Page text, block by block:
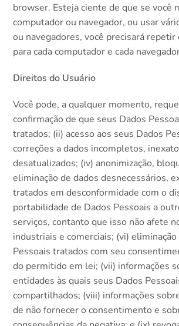
browser. Esteja ciente de que se você
computador ou navegador, ou usar
ou navegadores, você precisará
para cada computador e cada
Direitos do Usuário
Você pode, a qualquer momento,
confirmação de que seus Dados
tratados; (ii) acesso aos seus Dados
correções a dados incompletos,
desatualizados; (iv) anonimização,
eliminação de dados desnecessários,
tratados em desconformidade com o
portabilidade de Dados Pessoais a
serviços, contanto que isso não afete
industriais e comerciais; (vi) eliminação
Pessoais tratados com seu
do permitido em lei; (vii) informações
entidades às quais seus Dados
compartilhados; (viii) informações
de não fornecer o consentimento e